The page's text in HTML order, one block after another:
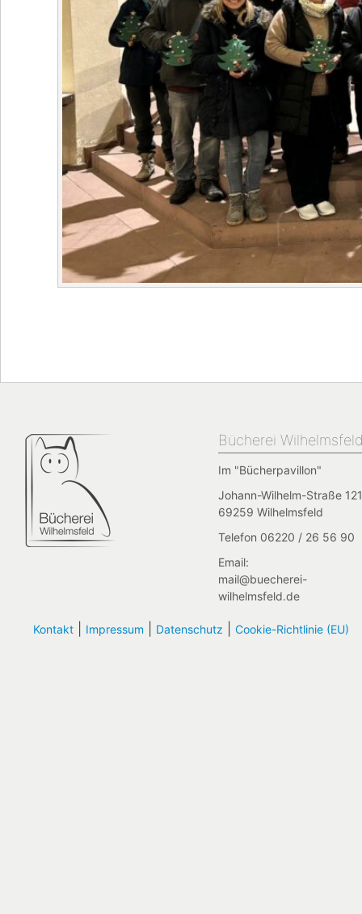
Bücherei
Im "Bücherpavillon"
Johann-Wilhelm-Straße
69259 Wilhelmsfeld
Telefon 06220 / 26 56 90
Email:
mail@buecherei-
wilhelmsfeld.de
Kontakt| Impressum Datenschutz Cookie-Richtlinie (EU)